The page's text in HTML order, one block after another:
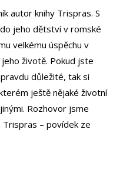
autor knihy Trispras. S
jeho dětství v romské
velkému úspěchu v
životě. Pokud jste
důležité, tak si
ještě nějaké životní
Rozhovor jsme
Trispras – povídek ze